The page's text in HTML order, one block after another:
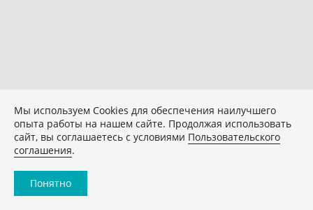
Мы используем Сookies для обеспечения наилучшего
опыта работы на нашем сайте. Продолжая использовать
сайт, вы соглашаетесь с условиями Пользовательского
соглашения.
Понятно